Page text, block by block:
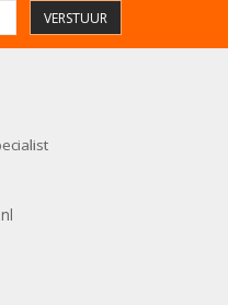
VERSTUUR